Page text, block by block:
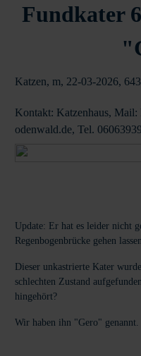
Fundkater
Katzen, m, 22-03-2026,
Kontakt: Katzenhaus, Mail:
odenwald.de, Tel.
Update: Er hat es leider nicht
Regenbogenbrücke gehen lassen.
Dieser unkastrierte Kater
schlechten Zustand
hingehört?
Wir haben ihn "Gero" genannt.